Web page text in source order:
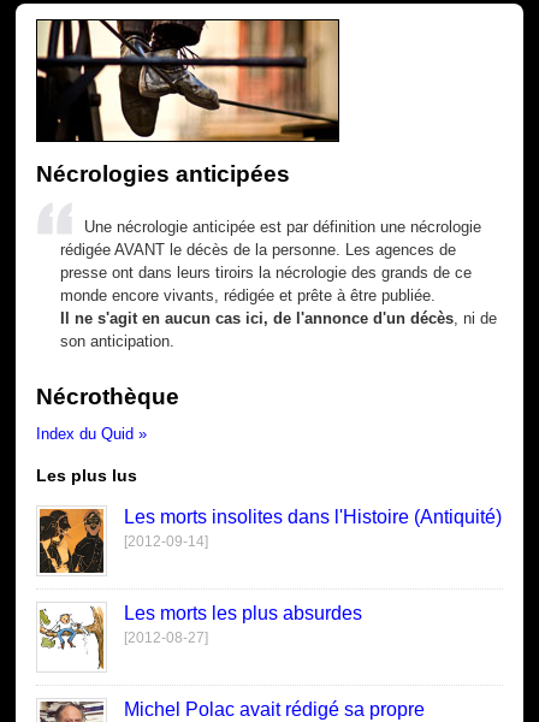
Nécrologies anticipées
Une nécrologie anticipée est par définition une nécrologie
rédigée AVANT le décès de la personne. Les agences de
presse ont dans leurs tiroirs la nécrologie des grands de ce
monde encore vivants, rédigée et prête à être publiée.
Il ne s'agit en aucun cas ici, de l'annonce d'un décès , ni de
son anticipation.
Nécrothèque
Index du Quid »
Les plus lus
Les morts insolites dans l'Histoire (Antiquité)
[2012-09-14]
Les morts les plus absurdes
[2012-08-27]
Michel Polac avait rédigé sa propre